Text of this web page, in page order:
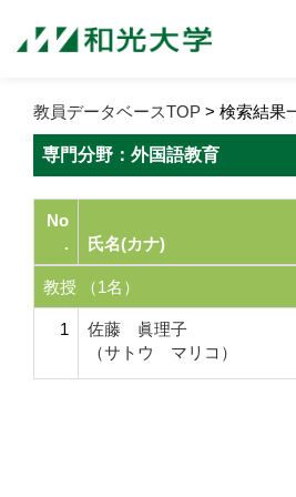
教員データベースTOP > 検索結果
専門分野：外国語教育
No
.
氏名(カナ)
教授 （1名）
1
佐藤 眞理子
（サトウ マリコ）